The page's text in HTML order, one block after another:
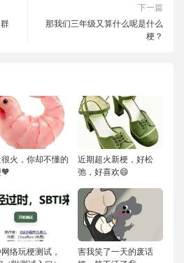
下一篇
那我们三年级又算什么呢是什么
梗？
火，你却不懂的
近期超火新梗，好松
弛，好喜欢😄
络玩梗测试，
害我笑了一天的废话